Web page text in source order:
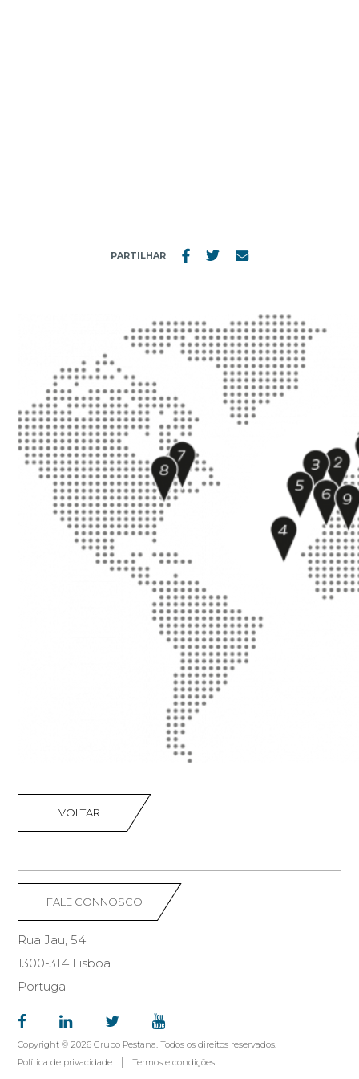
PARTILHAR
VOLTAR
FALE CONNOSCO
Rua Jau, 54
1300-314 Lisboa
Portugal
Copyright © 2026 Grupo Pestana. Todos os direitos reservados.
Política de privacidade
Termos e condições